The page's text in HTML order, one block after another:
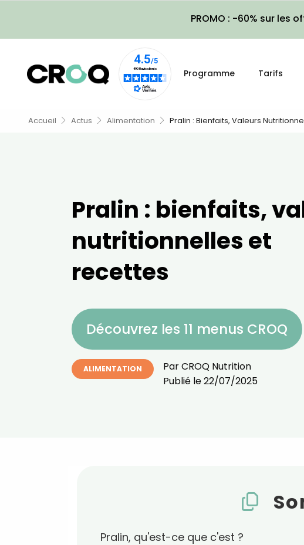
PROMO : -60% sur les
Programme Tarifs
Accueil Actus Alimentation Pralin : Bienfaits, Valeurs
Pralin : bienfaits,
nutritionnelles et
recettes
Découvrez les 11 menus CROQ
ALIMENTATION ParCROQ Nutrition
Publié le22/07/2025
Pralin, qu'est-ce que c'est ?